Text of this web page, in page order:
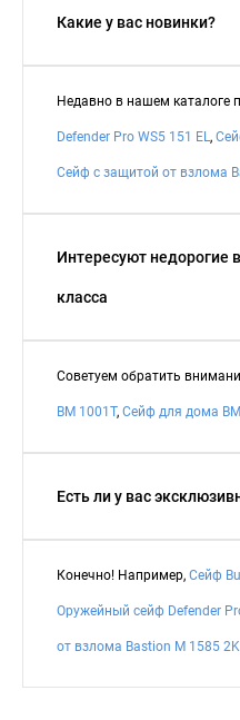
Какие у вас новинки?
Недавно в нашем каталоге
Defender Pro WS5 151 EL ,
Сейф с защитой от взлома
Интересуют недорогие
класса
Советуем обратить
BM 1001Т, Сейф для дома
Есть ли у вас
Конечно! Например, Сейф
Оружейный сейф Defender
от взлома Bastion M 1585 2K